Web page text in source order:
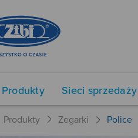
Produkty Sieci sprzedaży
Produkty Zegarki Police